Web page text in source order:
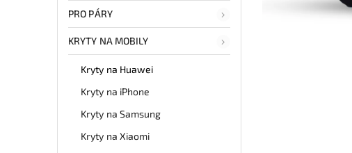
PRO PÁRY
KRYTY NA MOBILY
Kryty na Huawei
Kryty na iPhone
Kryty na Samsung
Kryty na Xiaomi